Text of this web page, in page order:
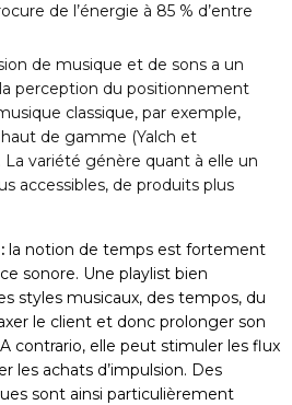
de l’énergie à 85 % d’entre
de musique et de sons a un
perception du positionnement
classique, par exemple,
de gamme (Yalch et
La variété génère quant à elle un
accessibles, de produits plus
la notion de temps est fortement
sonore. Une playlist bien
styles musicaux, des tempos, du
le client et donc prolonger son
contrario, elle peut stimuler les flux
les achats d’impulsion. Des
sont ainsi particulièrement